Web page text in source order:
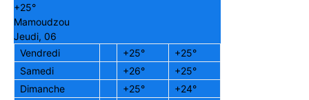
+25°
Mamoudzou
Jeudi, 06
Vendredi
+25° +25°
Samedi
+26° +25°
Dimanche
+25° +24°